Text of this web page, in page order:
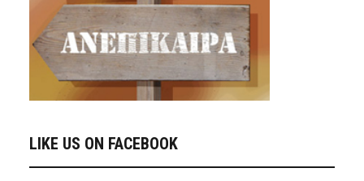
LIKE US ON FACEBOOK